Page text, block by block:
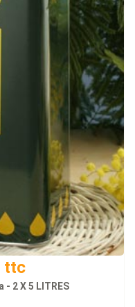
ttc
2 X 5 LITRES